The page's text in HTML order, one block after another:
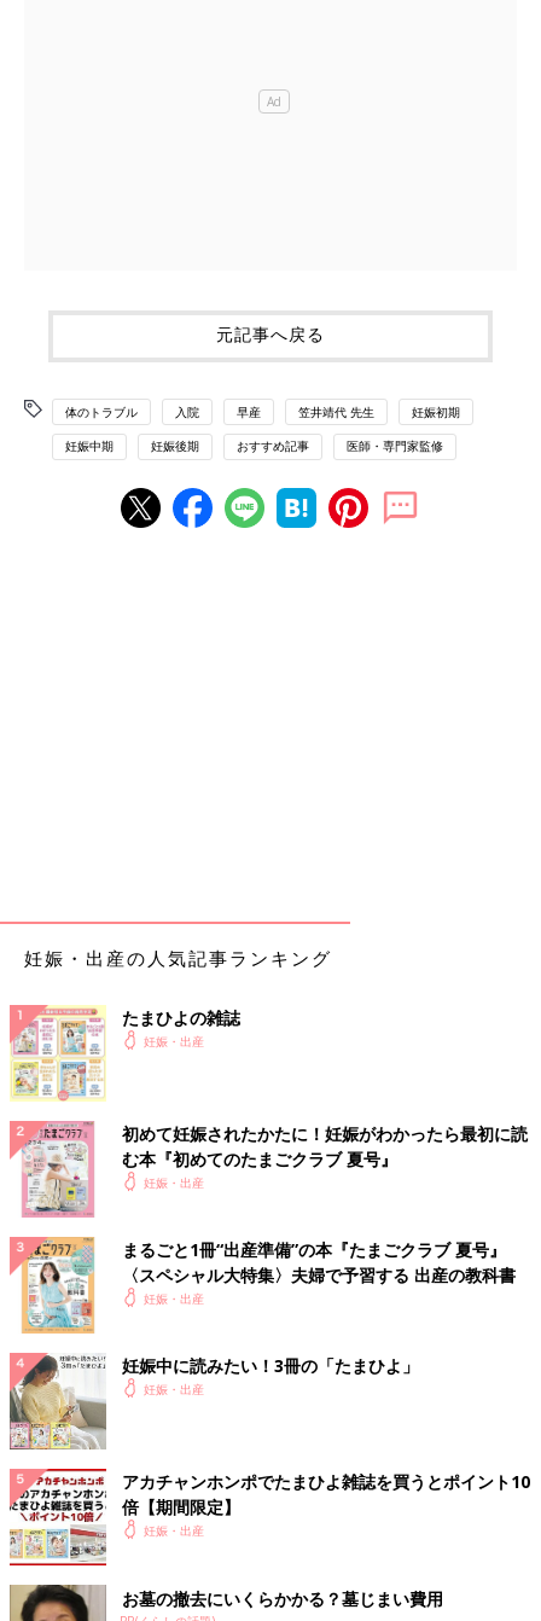
元記事へ戻る
体のトラブル 入院 早産 笠井靖代 先生 妊娠初期
妊娠中期 妊娠後期 おすすめ記事 医師・専門家監修
妊娠・出産の人気記事ランキング
たまひよの雑誌
妊娠・出産
初めて妊娠されたかたに！妊娠がわかったら最初に読
む本『初めてのたまごクラブ 夏号』
妊娠・出産
まるごと1冊“出産準備”の本『たまごクラブ 夏号』
〈スペシャル大特集〉夫婦で予習する 出産の教科書
妊娠・出産
妊娠中に読みたい！3冊の「たまひよ」
妊娠・出産
アカチャンホンポでたまひよ雑誌を買うとポイント10
倍【期間限定】
妊娠・出産
お墓の撤去にいくらかかる？墓じまい費用